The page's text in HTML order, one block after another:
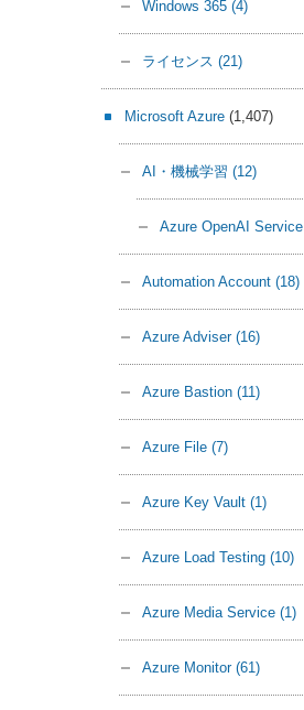
Windows 365 (4)
ライセンス (21)
Microsoft Azure (1,407)
AI・機械学習 (12)
Azure OpenAI Service
Automation Account (18)
Azure Adviser (16)
Azure Bastion (11)
Azure File (7)
Azure Key Vault (1)
Azure Load Testing (10)
Azure Media Service (1)
Azure Monitor (61)